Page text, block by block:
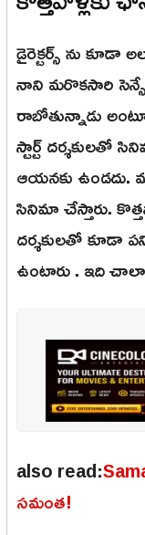
డైరెక్టర్స్ ను కూడా
నాని మరొకసారి
రాబోతున్నాడు అంటూ
స్టార్ట్
ఆయనకు
సినిమా చేస్తారు.
దర్శకులతో కూడా
ఉంటారు . ఇది
also read:
సమంత!